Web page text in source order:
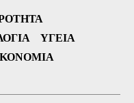
ΥΓΕΊΑ